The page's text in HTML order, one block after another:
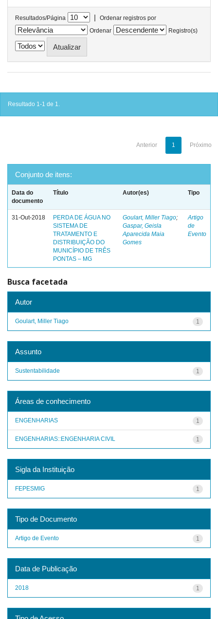
Resultados/Página |
Ordenar registros por
Ordenar
Registro(s)
Resultado 1-1 de 1.
Anterior 1 Próximo
Conjunto de itens:
Data do
documento
Título Autor(es) Tipo
31-Out-2018
PERDA DE ÁGUA NO
SISTEMA DE
TRATAMENTO E
DISTRIBUIÇÃO DO
MUNICÍPIO DE TRÊS
PONTAS – MG
Goulart, Miller Tiago;
Gaspar, Geisla
Aparecida Maia
Gomes
Artigo
de
Evento
Busca facetada
Autor
1
Goulart, Miller Tiago
Assunto
1
Sustentabilidade
Áreas de conhecimento
1
ENGENHARIAS
1
ENGENHARIAS::ENGENHARIA CIVIL
Sigla da Instituição
1
FEPESMIG
Tipo de Documento
1
Artigo de Evento
Data de Publicação
1
2018